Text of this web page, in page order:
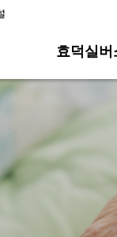
효덕실버